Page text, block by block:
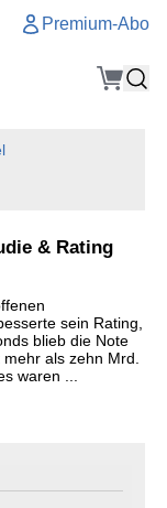
Premium-Abo
& Rating
sein Rating,
blieb die Note
als zehn Mrd.
waren ...